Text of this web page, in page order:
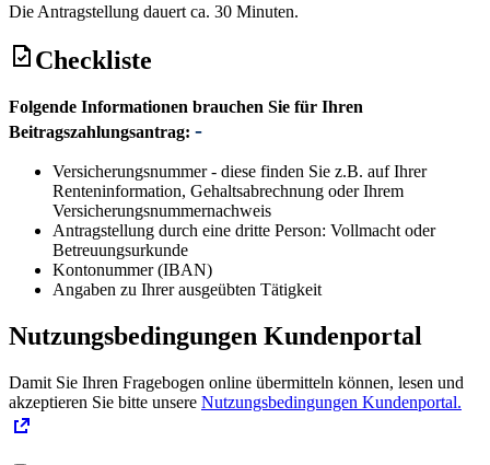
Die Antragstellung dauert ca. 30 Minuten.
Checkliste
Folgende Informationen brauchen Sie für Ihren
Beitragszahlungsantrag:
Versicherungsnummer - diese finden Sie z.B. auf Ihrer
Renteninformation, Gehaltsabrechnung oder Ihrem
Versicherungsnummernachweis
Antragstellung durch eine dritte Person: Vollmacht oder
Betreuungsurkunde
Kontonummer (IBAN)
Angaben zu Ihrer ausgeübten Tätigkeit
Nutzungsbedingungen Kundenportal
Damit Sie Ihren Fragebogen online übermitteln können, lesen und
akzeptieren Sie bitte unsere Nutzungsbedingungen Kundenportal.